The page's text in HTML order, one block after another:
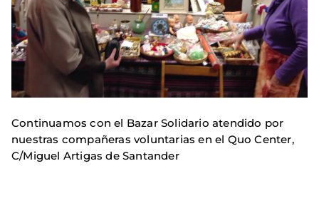
Continuamos con el Bazar Solidario atendido por
nuestras compañeras voluntarias en el Quo Center,
C/Miguel Artigas de Santander